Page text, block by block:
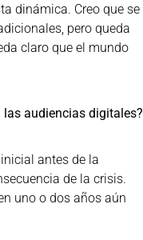
dinámica. Creo que se
pero queda
claro que el mundo
las audiencias digitales?
antes de la
de la crisis.
uno o dos años aún